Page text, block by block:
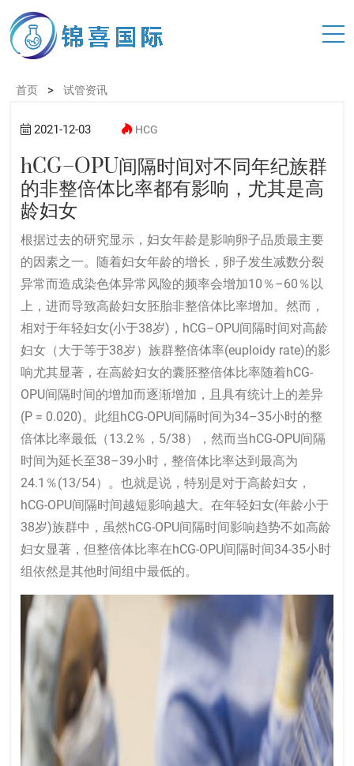
首页 > 试管资讯
2021-12-03 HCG
hCG–OPU间隔时间对不同年纪族群
的非整倍体比率都有影响，尤其是高
龄妇女
根据过去的研究显示，妇女年龄是影响卵子品质最主要
的因素之一。随着妇女年龄的增长，卵子发生减数分裂
异常而造成染色体异常风险的频率会增加10％–60％以
上，进而导致高龄妇女胚胎非整倍体比率增加。然而，
相对于年轻妇女(小于38岁)，hCG–OPU间隔时间对高龄
妇女（大于等于38岁）族群整倍体率(euploidy rate)的影
响尤其显著，在高龄妇女的囊胚整倍体比率随着hCG-
OPU间隔时间的增加而逐渐增加，且具有统计上的差异
(P = 0.020)。此组hCG-OPU间隔时间为34–35小时的整
倍体比率最低（13.2％，5/38），然而当hCG-OPU间隔
时间为延长至38–39小时，整倍体比率达到最高为
24.1％(13/54）。也就是说，特别是对于高龄妇女，
hCG-OPU间隔时间越短影响越大。在年轻妇女(年龄小于
38岁)族群中，虽然hCG-OPU间隔时间影响趋势不如高龄
妇女显著，但整倍体比率在hCG-OPU间隔时间34-35小时
组依然是其他时间组中最低的。